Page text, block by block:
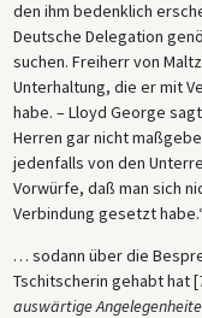
den ihm bedenklich
Deutsche Delegation
suchen. Freiherr von
Unterhaltung, die er mit
habe. – Lloyd George
Herren gar nicht
jedenfalls von den
Vorwürfe, daß man sich
Verbindung gesetzt
… sodann über die
Tschitscherin gehabt hat [
auswärtige